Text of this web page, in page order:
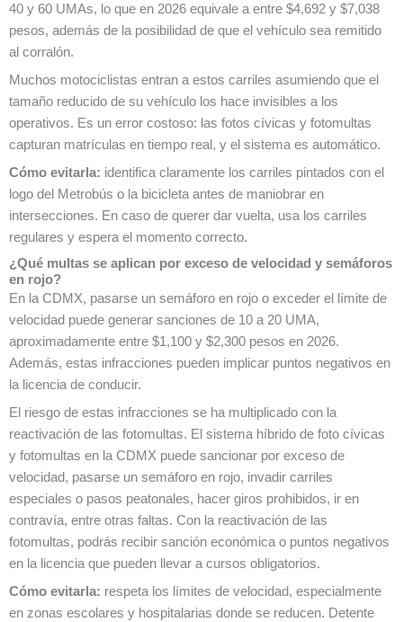
40 y 60 UMAs, lo que en 2026 equivale a entre $4,692 y $7,038
pesos, además de la posibilidad de que el vehículo sea remitido
al corralón.
Muchos motociclistas entran a estos carriles asumiendo que el
tamaño reducido de su vehículo los hace invisibles a los
operativos. Es un error costoso: las fotos cívicas y fotomultas
capturan matrículas en tiempo real, y el sistema es automático.
Cómo evitarla: identifica claramente los carriles pintados con el
logo del Metrobús o la bicicleta antes de maniobrar en
intersecciones. En caso de querer dar vuelta, usa los carriles
regulares y espera el momento correcto.
¿Qué multas se aplican por exceso de velocidad y semáforos
en rojo?
En la CDMX, pasarse un semáforo en rojo o exceder el límite de
velocidad puede generar sanciones de 10 a 20 UMA,
aproximadamente entre $1,100 y $2,300 pesos en 2026.
Además, estas infracciones pueden implicar puntos negativos en
la licencia de conducir.
El riesgo de estas infracciones se ha multiplicado con la
reactivación de las fotomultas. El sistema híbrido de foto cívicas
y fotomultas en la CDMX puede sancionar por exceso de
velocidad, pasarse un semáforo en rojo, invadir carriles
especiales o pasos peatonales, hacer giros prohibidos, ir en
contravía, entre otras faltas. Con la reactivación de las
fotomultas, podrás recibir sanción económica o puntos negativos
en la licencia que pueden llevar a cursos obligatorios.
Cómo evitarla: respeta los límites de velocidad, especialmente
en zonas escolares y hospitalarias donde se reducen. Detente